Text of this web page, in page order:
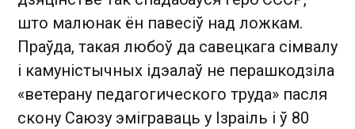
што малюнак ён павесіў над ложкам.
Праўда, такая любоў да савецкага сімвалу
і камуністычных ідэалаў не перашкодзіла
«ветерану педагогического труда» пасля
скону Саюзу эміграваць у Ізраіль і ў 80